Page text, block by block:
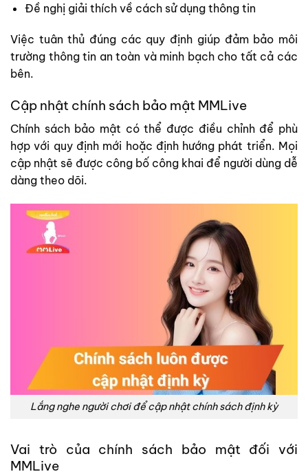
Đề nghị giải thích về cách sử dụng thông tin
Việc tuân thủ đúng các quy định giúp đảm bảo môi
trường thông tin an toàn và minh bạch cho tất cả các
bên.
Cập nhật chính sách bảo mật MMLive
Chính sách bảo mật có thể được điều chỉnh để phù
hợp với quy định mới hoặc định hướng phát triển. Mọi
cập nhật sẽ được công bố công khai để người dùng dễ
dàng theo dõi.
Lắng nghe người chơi để cập nhật chính sách định kỳ
Vai trò của chính sách bảo mật đối với
MMLive